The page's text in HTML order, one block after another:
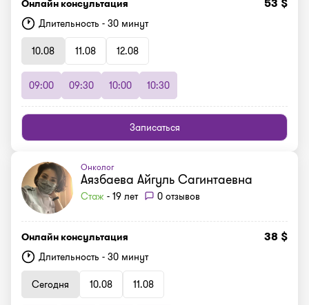
Онлайн консультация
Длительность - 30 минут
10.08
11.08 12.08
09:00 09:30 10:00 10:30
Записаться
Онколог
Аязбаева Айгуль Сагинтаевна
Стаж - 19 лет 0 отзывов
Онлайн консультация 38 $
Длительность - 30 минут
Сегодня
10.08 11.08